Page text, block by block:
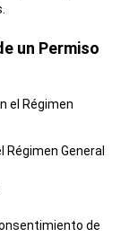
un Permiso
el Régimen
General
de